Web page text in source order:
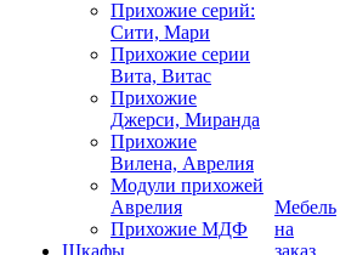
Прихожие серий:
Сити, Мари
Прихожие серии
Вита, Витас
Прихожие
Джерси, Миранда
Прихожие
Вилена, Аврелия
Модули прихожей
Аврелия
Прихожие МДФ
Шкафы
Мебель
на
заказ